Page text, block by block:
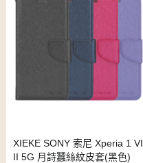
XIEKE SONY 索尼 Xperia 1 VI
II 5G 月詩蠶絲紋皮套(黑色)